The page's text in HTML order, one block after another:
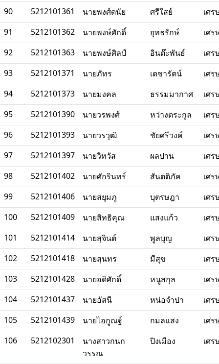
90
5212101361 นายพงศ์ดนัย ศรีใสย์
เศ
91
5212101362 นายพงษ์ศักดิ์ ยุทธรักษ์
เศ
92
5212101363 นายพงษ์ศิลป์ อินต๊ะพันธ์
เศ
93
5212101371 นายภัทร เดชารัตน์
เศ
94
5212101373 นายมงคล ธรรมมากาศ
เศ
95
5212101390 นายวรพงศ์ หว่างตระกูล
เศ
96
5212101393 นายวรวุฒิ ชัยศรีวงค์
เศ
97
5212101397 นายวิทวัส ผลปาน
เศ
98
5212101402 นายศักรินทร์ สันตติภัค
เศ
99
5212101406 นายสยุมภู บุตรษฎา
เศ
100
5212101409 นายสิทธิคุณ แสงแก้ว
เศ
101
5212101414 นายสุจินต์ พูลบุญ
เศ
102
5212101418 นายสุนทร มีสุข
เศ
103
5212101428 นายอดิศักดิ์ หนูสกุล
เศ
104
5212101437 นายอัสนี หน่อจำปา
เศ
105
5212101439 นายไอกูณฐ์ กมลแสง
เศ
106
5212102301
นางสาวกนก
วรรณ
ปิงเมือง เศ